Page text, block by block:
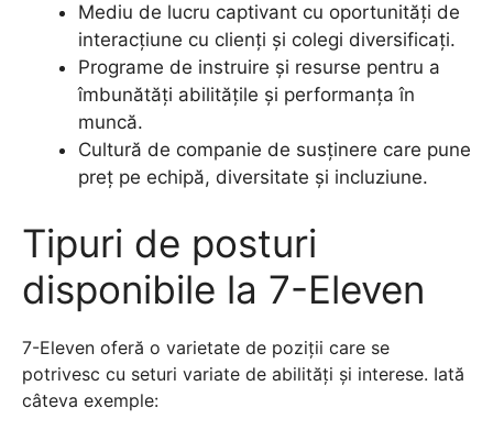
Mediu de lucru captivant cu oportunități de
interacțiune cu clienți și colegi diversificați.
Programe de instruire și resurse pentru a
îmbunătăți abilitățile și performanța în
muncă.
Cultură de companie de susținere care pune
preț pe echipă, diversitate și incluziune.
Tipuri de posturi
disponibile la 7-Eleven
7-Eleven oferă o varietate de poziții care se
potrivesc cu seturi variate de abilități și interese. Iată
câteva exemple: